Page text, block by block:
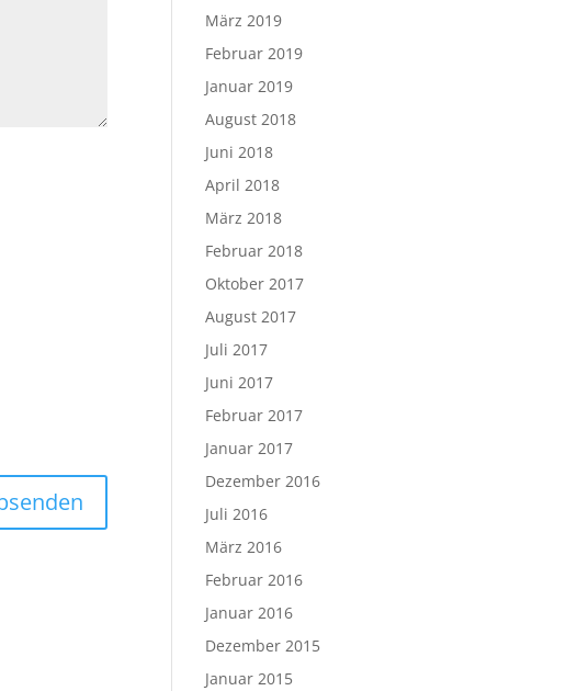
März 2019
Februar 2019
Januar 2019
August 2018
Juni 2018
April 2018
März 2018
Februar 2018
Oktober 2017
August 2017
Juli 2017
Juni 2017
Februar 2017
Januar 2017
Dezember 2016
Juli 2016
März 2016
Februar 2016
Januar 2016
Dezember 2015
Januar 2015